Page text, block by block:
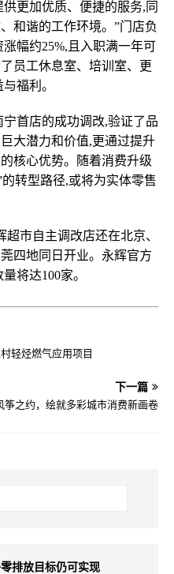
更加优质、便捷的服务,同
和谐的工作环境。”门店负
幅约25%,且入职满一年可
员工休息室、培训室、更
福利。
首店的成功调改,验证了品
大潜力和价值,更通过提升
核心优势。随着消费升级
转型路径,或将为实体零售
市自主调改店还在北京、
四地同日开业。永辉官方
将达100家。
轻烃燃气应用项目
下一篇
筝之约，绘就多彩城市消费新画卷
排放目标仍可实现